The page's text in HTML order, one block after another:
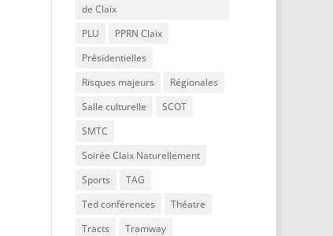
de Claix
PLU
PPRN Claix
Présidentielles
Risques majeurs
Régionales
Salle culturelle
SCOT
SMTC
Soirée Claix Naturellement
Sports
TAG
Ted conférences
Théatre
Tracts
Tramway